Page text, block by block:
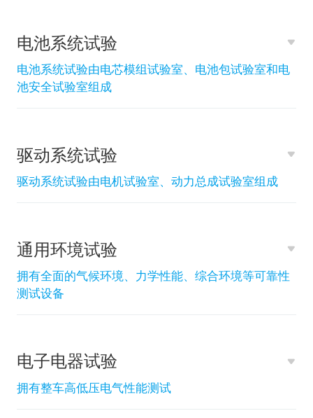
电池系统试验
电池系统试验由电芯模组试验室、电池包试验室和电
池安全试验室组成
驱动系统试验
驱动系统试验由电机试验室、动力总成试验室组成
通用环境试验
拥有全面的气候环境、力学性能、综合环境等可靠性
测试设备
电子电器试验
拥有整车高低压电气性能测试